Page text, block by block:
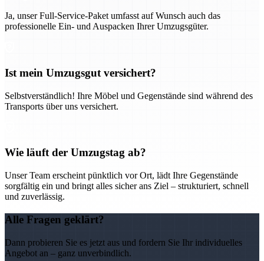
Ja, unser Full-Service-Paket umfasst auf Wunsch auch das
professionelle Ein- und Auspacken Ihrer Umzugsgüter.
Ist mein Umzugsgut versichert?
Selbstverständlich! Ihre Möbel und Gegenstände sind während des
Transports über uns versichert.
Wie läuft der Umzugstag ab?
Unser Team erscheint pünktlich vor Ort, lädt Ihre Gegenstände
sorgfältig ein und bringt alles sicher ans Ziel – strukturiert, schnell
und zuverlässig.
Alle Fragen geklärt?
Dann probieren Sie es jetzt aus und fordern Sie Ihr individuelles
Angebot an – ganz unverbindlich.